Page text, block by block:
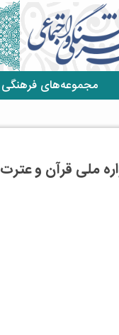
مجموعه‌های فرهنگی
ملی قرآن و عترت